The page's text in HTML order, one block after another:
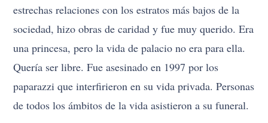
estrechas relaciones con los estratos más bajos de la
sociedad, hizo obras de caridad y fue muy querido. Era
una princesa, pero la vida de palacio no era para ella.
Quería ser libre. Fue asesinado en 1997 por los
paparazzi que interfirieron en su vida privada. Personas
de todos los ámbitos de la vida asistieron a su funeral.